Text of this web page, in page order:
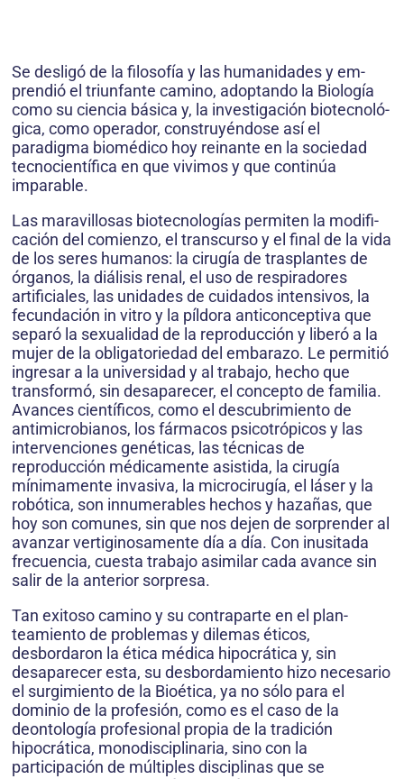
Se desligó de la filosofía y las humanidades y em­
prendió el triunfante camino, adoptando la Biología
como su ciencia básica y, la investigación biotecnoló­
gica, como operador, construyéndose así el
paradigma biomédico hoy reinante en la sociedad
tecnocientífica en que vivimos y que continúa
imparable.
Las maravillosas biotecnologías permiten la modifi­
cación del comienzo, el transcurso y el final de la vida
de los seres humanos: la cirugía de trasplantes de
órganos, la diálisis renal, el uso de respiradores
artificiales, las unidades de cuidados intensivos, la
fecundación in vitro y la píldora anticonceptiva que
separó la sexualidad de la reproducción y liberó a la
mujer de la obligatoriedad del embarazo. Le permitió
ingresar a la universidad y al tra­bajo, hecho que
transformó, sin desaparecer, el concepto de familia.
Avances científicos, como el descubrimiento de
antimicrobianos, los fármacos psicotrópicos y las
intervenciones genéticas, las técnicas de
reproducción médicamente asistida, la cirugía
mínimamente invasiva, la microcirugía, el láser y la
robótica, son innumerables hechos y hazañas, que
hoy son comunes, sin que nos dejen de sorprender al
avanzar vertiginosamente día a día. Con inusitada
frecuencia, cuesta trabajo asimilar cada avance sin
salir de la anterior sorpresa.
Tan exitoso camino y su contraparte en el plan­
teamiento de problemas y dilemas éticos,
desbordaron la ética médica hipocrática y, sin
desaparecer esta, su desbordamiento hizo necesario
el surgimiento de la Bioética, ya no sólo para el
dominio de la profesión, como es el caso de la
deontología profesional propia de la tradición
hipocrática, monodisciplinaria, sino con la
participación de múltiples disciplinas que se